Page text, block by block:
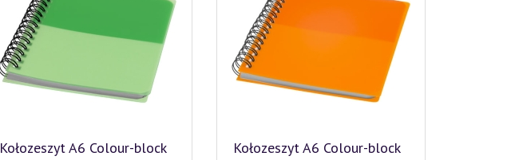
Kołozeszyt A6 Colour-block Kołozeszyt A6 Colour-block